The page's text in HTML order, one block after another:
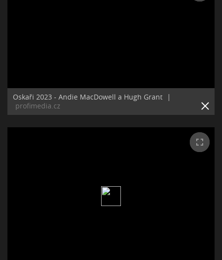
Oskaři 2023 - Andie MacDowell a Hugh Grant
|
profimedia.cz